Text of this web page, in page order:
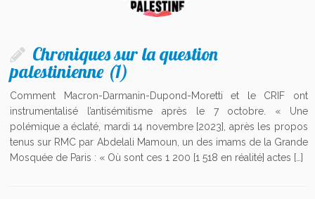
Chroniques sur la question
palestinienne (1)
Comment Macron-Darmanin-Dupond-Moretti et le CRIF ont
instrumentalisé l’antisémitisme après le 7 octobre. « Une
polémique a éclaté, mardi 14 novembre [2023], après les propos
tenus sur RMC par Abdelali Mamoun, un des imams de la Grande
Mosquée de Paris : « Où sont ces 1 200 [1 518 en réalité] actes […]